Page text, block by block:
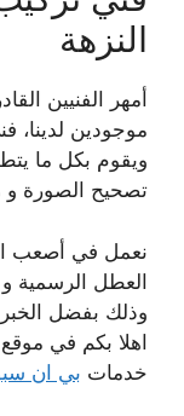
النزهة
أمهر الفنيين
موجودين لدينا،
ويقوم بكل ما
تصحيح الصورة
نعمل في أصعب
العطل الرسمية
وذلك بفضل
اهلا بكم في
خدمات بي ان